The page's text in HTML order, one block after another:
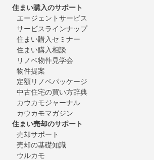
住まい購入のサポート
エージェントサービス
サービスラインナップ
住まい購入セミナー
住まい購入相談
リノベ物件見学会
物件提案
定額リノベパッケージ
中古住宅の買い方辞典
カウカモジャーナル
カウカモマガジン
住まい売却のサポート
売却サポート
売却の基礎知識
ウルカモ